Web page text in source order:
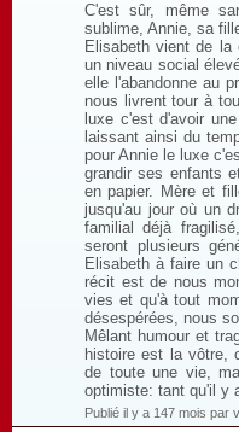
C'est sûr, même
sublime, Annie, sa
Elisabeth vient de la
un niveau social
elle l'abandonne au
nous livrent tour à
luxe c'est d'avoir
laissant ainsi du
pour Annie le luxe
grandir ses enfants
en papier. Mère et
jusqu'au jour où un
familial déjà
seront plusieurs
Elisabeth à faire un
récit est de nous
vies et qu'à tout
désespérées, nous
Mêlant humour et
histoire est la vôtre,
de toute une vie,
optimiste: tant qu'il y
Publié il y a 147 mois par